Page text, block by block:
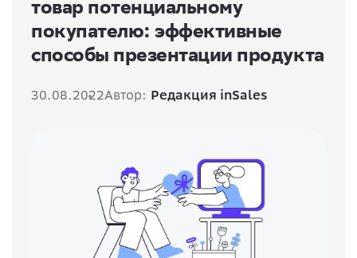
товар потенциальному
покупателю: эффективные
способы презентации продукта
30.08.2022Автор: Редакция inSales